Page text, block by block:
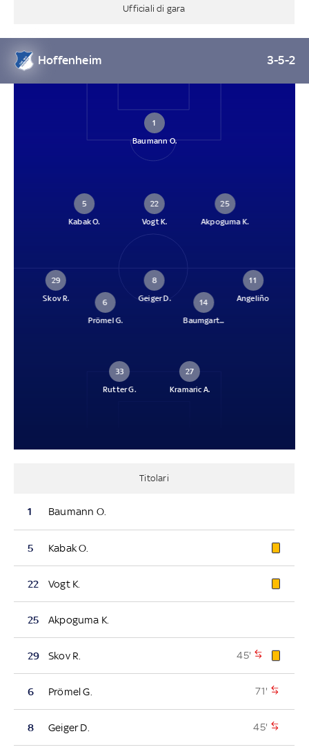
Ufficiali di gara
Hoffenheim 3-5-2
1
Baumann O.
5
Kabak O.
22
Vogt K.
25
Akpoguma K.
29
Skov R.
6
Prömel G.
8
Geiger D.
14
Baumgart...
11
Angeliño
33
Rutter G.
27
Kramaric A.
Titolari
1 Baumann O.
5 Kabak O.
22 Vogt K.
25 Akpoguma K.
29 Skov R. 45'
6 Prömel G. 71'
8 Geiger D. 45'